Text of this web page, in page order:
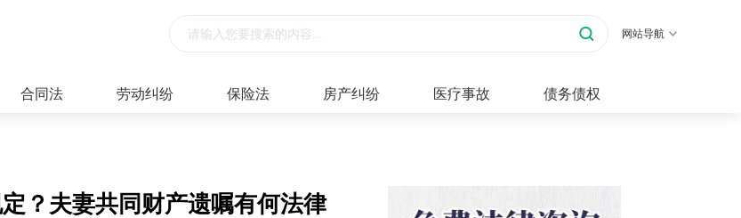
网站导航
合同法 劳动纠纷 保险法 房产纠纷 医疗事故 债务债权
？夫妻共同财产遗嘱有何法律